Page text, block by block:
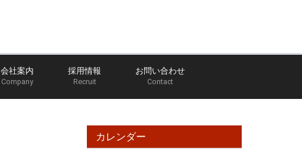
会社案内
Company
採用情報
Recruit
お問い合わせ
Contact
ホーム ブログ のだっち部長の部屋
カレンダー